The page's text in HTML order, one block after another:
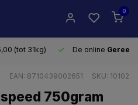
0
(tot 31kg) De online
EAN: 8710439002651 SKU: 10102
750gram